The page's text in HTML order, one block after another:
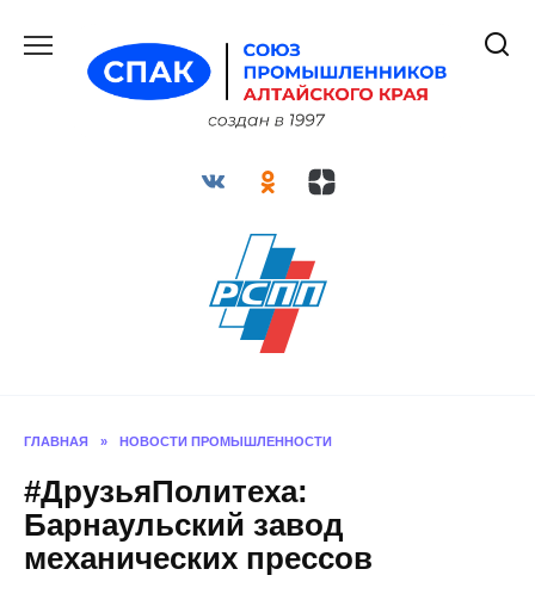
содержанию
ГЛАВНАЯ » НОВОСТИ ПРОМЫШЛЕННОСТИ
#ДрузьяПолитеха:
Барнаульский завод
механических прессов